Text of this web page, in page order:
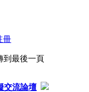
冊
到最後一頁
交流論壇